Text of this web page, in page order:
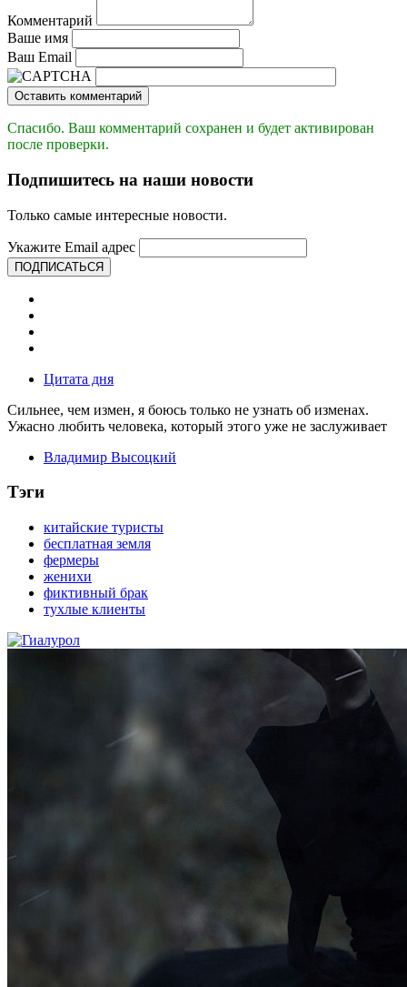
Комментарий
Ваше имя
Ваш Email
Оставить комментарий
Спасибо. Ваш комментарий сохранен и будет активирован
после проверки.
Подпишитесь на наши новости
Только самые интересные новости.
Укажите Email адрес
ПОДПИСАТЬСЯ
Цитата дня
Сильнее, чем измен, я боюсь только не узнать об изменах.
Ужасно любить человека, который этого уже не заслуживает
Владимир Высоцкий
Тэги
китайские туристы
бесплатная земля
фермеры
женихи
фиктивный брак
тухлые клиенты